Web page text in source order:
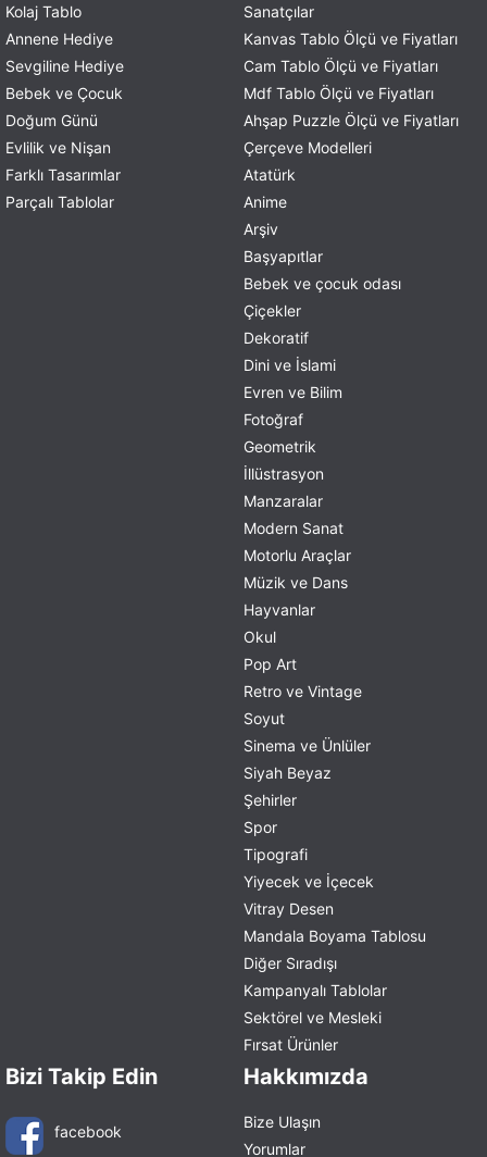
Kolaj Tablo
Annene Hediye
Sevgiline Hediye
Bebek ve Çocuk
Doğum Günü
Evlilik ve Nişan
Farklı Tasarımlar
Parçalı Tablolar
Sanatçılar
Kanvas Tablo Ölçü ve Fiyatları
Cam Tablo Ölçü ve Fiyatları
Mdf Tablo Ölçü ve Fiyatları
Ahşap Puzzle Ölçü ve Fiyatları
Çerçeve Modelleri
Atatürk
Anime
Arşiv
Başyapıtlar
Bebek ve çocuk odası
Çiçekler
Dekoratif
Dini ve İslami
Evren ve Bilim
Fotoğraf
Geometrik
İllüstrasyon
Manzaralar
Modern Sanat
Motorlu Araçlar
Müzik ve Dans
Hayvanlar
Okul
Pop Art
Retro ve Vintage
Soyut
Sinema ve Ünlüler
Siyah Beyaz
Şehirler
Spor
Tipografi
Yiyecek ve İçecek
Vitray Desen
Mandala Boyama Tablosu
Diğer Sıradışı
Kampanyalı Tablolar
Sektörel ve Mesleki
Fırsat Ürünler
Bizi Takip Edin
facebook
Hakkımızda
Bize Ulaşın
Yorumlar